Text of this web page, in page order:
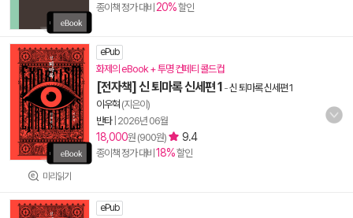
종이책 정가 대비 20%할인
미리읽기
ePub
화제의 eBook + 투명 컨페티 콜드컵
[전자책] 신 퇴마록 신세편 1 -신 퇴마록 신세편 1
이우혁 (지은이)
반타| 2026년 06월
18,000원 (900원) 9.4
종이책 정가 대비 18%할인
ePub